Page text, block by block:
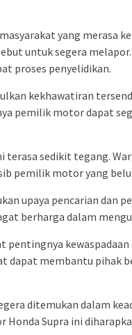
yang merasa
untuk segera
proses penyelidikan.
kekhawatiran
pemilik motor dapat
terasa sedikit tegang.
pemilik motor yang
upaya pencarian dan
berharga dalam
pentingnya
dapat membantu pihak
ditemukan dalam
Supra ini